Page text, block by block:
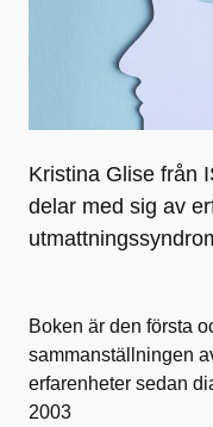
Kristina Glise från
delar med sig av
Boken är den första
sammanställningen
erfarenheter sedan
2003